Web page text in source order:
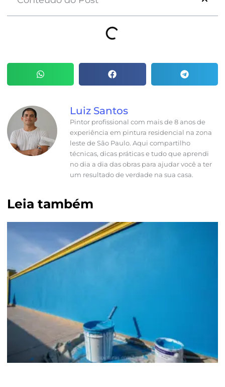
Luiz Santos
Pintor profissional com mais de 8 anos de
experiência em pintura residencial na zona
leste de São Paulo. Aqui compartilho
técnicas, dicas práticas e tudo que aprendi
no dia a dia das obras para ajudar você a ter
um resultado de verdade na sua casa.
Leia também